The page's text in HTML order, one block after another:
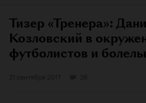
Тизер «Тренера»:
Козловский в
футболистов и